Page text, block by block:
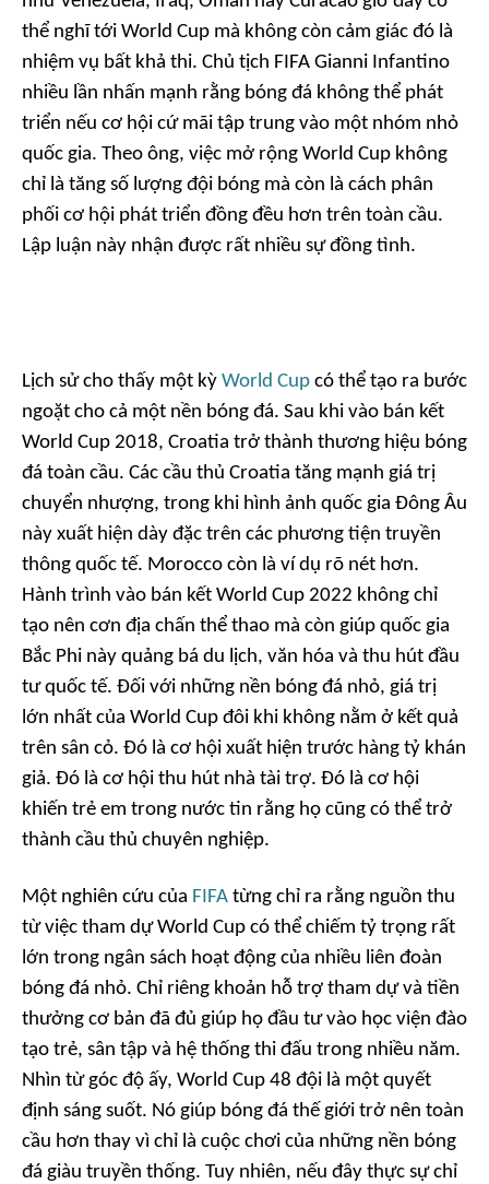
thể nghĩ tới World Cup mà không còn cảm giác đó là
nhiệm vụ bất khả thi. Chủ tịch FIFA Gianni Infantino
nhiều lần nhấn mạnh rằng bóng đá không thể phát
triển nếu cơ hội cứ mãi tập trung vào một nhóm nhỏ
quốc gia. Theo ông, việc mở rộng World Cup không
chỉ là tăng số lượng đội bóng mà còn là cách phân
phối cơ hội phát triển đồng đều hơn trên toàn cầu.
Lập luận này nhận được rất nhiều sự đồng tình.
Lịch sử cho thấy một kỳ World Cup có thể tạo ra bước
ngoặt cho cả một nền bóng đá. Sau khi vào bán kết
World Cup 2018, Croatia trở thành thương hiệu bóng
đá toàn cầu. Các cầu thủ Croatia tăng mạnh giá trị
chuyển nhượng, trong khi hình ảnh quốc gia Đông Âu
này xuất hiện dày đặc trên các phương tiện truyền
thông quốc tế. Morocco còn là ví dụ rõ nét hơn.
Hành trình vào bán kết World Cup 2022 không chỉ
tạo nên cơn địa chấn thể thao mà còn giúp quốc gia
Bắc Phi này quảng bá du lịch, văn hóa và thu hút đầu
tư quốc tế. Đối với những nền bóng đá nhỏ, giá trị
lớn nhất của World Cup đôi khi không nằm ở kết quả
trên sân cỏ. Đó là cơ hội xuất hiện trước hàng tỷ khán
giả. Đó là cơ hội thu hút nhà tài trợ. Đó là cơ hội
khiến trẻ em trong nước tin rằng họ cũng có thể trở
thành cầu thủ chuyên nghiệp.
Một nghiên cứu của FIFA từng chỉ ra rằng nguồn thu
từ việc tham dự World Cup có thể chiếm tỷ trọng rất
lớn trong ngân sách hoạt động của nhiều liên đoàn
bóng đá nhỏ. Chỉ riêng khoản hỗ trợ tham dự và tiền
thưởng cơ bản đã đủ giúp họ đầu tư vào học viện đào
tạo trẻ, sân tập và hệ thống thi đấu trong nhiều năm.
Nhìn từ góc độ ấy, World Cup 48 đội là một quyết
định sáng suốt. Nó giúp bóng đá thế giới trở nên toàn
cầu hơn thay vì chỉ là cuộc chơi của những nền bóng
đá giàu truyền thống. Tuy nhiên, nếu đây thực sự chỉ